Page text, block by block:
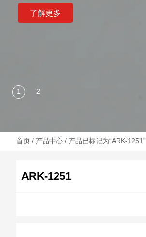
了解更多
首页/ 产品中心/ 产品已标记为“ARK-1251”
ARK-1251